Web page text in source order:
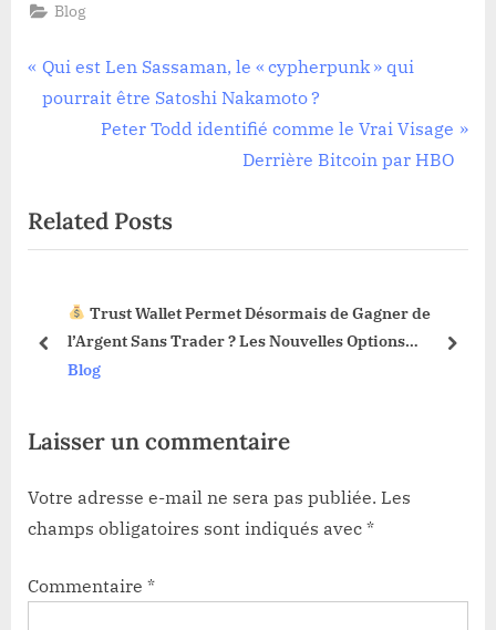
Blog
Navigation
de
P
r
o
u
o
:
Qui est Len Sassaman, le « cypherpunk » qui
pourrait être Satoshi Nakamoto ?
N
t
P
s
t
:
Peter Todd identifié comme le Vrai Visage
Derrière Bitcoin par HBO
Related Posts
Trust Wallet Permet Désormais de Gagner de
l’Argent Sans Trader ? Les Nouvelles Options
Dévoilées !
Blog
prev next
Laisser un commentaire
Votre adresse e-mail ne sera pas publiée. Les
champs obligatoires sont indiqués avec *
Commentaire *